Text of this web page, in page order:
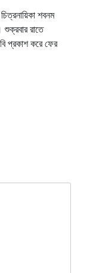
শবনম
শুক্রবার রাতে
প্রকাশ করে ফের